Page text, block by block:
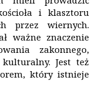
i klasztoru
przez wiernych.
ważne znaczenie
zakonnego,
Jest też
który istnieje